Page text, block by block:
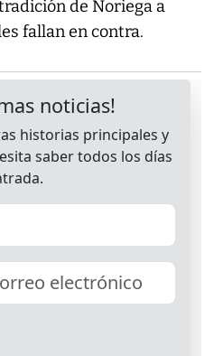
de Noriega a
fallan en contra.